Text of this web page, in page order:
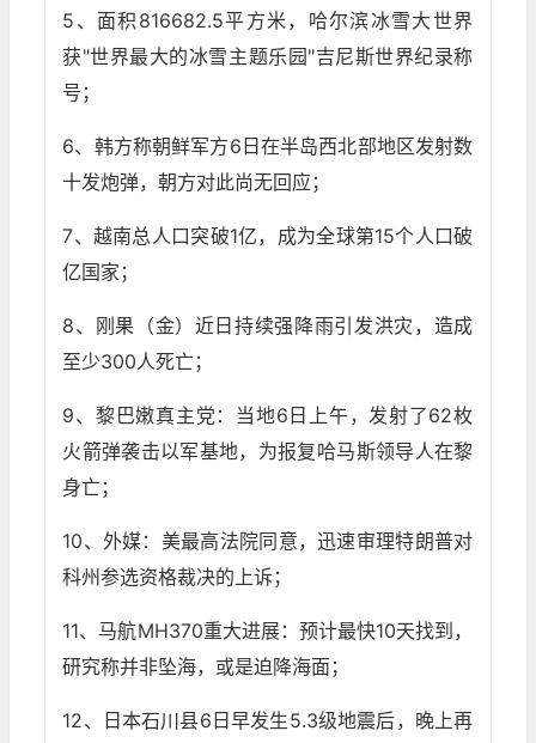
5、面积816682.5平方米，哈尔滨冰雪大世界
获"世界最大的冰雪主题乐园"吉尼斯世界纪录称
号；
6、韩方称朝鲜军方6日在半岛西北部地区发射数
十发炮弹，朝方对此尚无回应；
7、越南总人口突破1亿，成为全球第15个人口破
亿国家；
8、刚果（金）近日持续强降雨引发洪灾，造成
至少300人死亡；
9、黎巴嫩真主党：当地6日上午，发射了62枚
火箭弹袭击以军基地，为报复哈马斯领导人在黎
身亡；
10、外媒：美最高法院同意，迅速审理特朗普对
科州参选资格裁决的上诉；
11、马航MH370重大进展：预计最快10天找到，
研究称并非坠海，或是迫降海面；
12、日本石川县6日早发生5.3级地震后，晚上再